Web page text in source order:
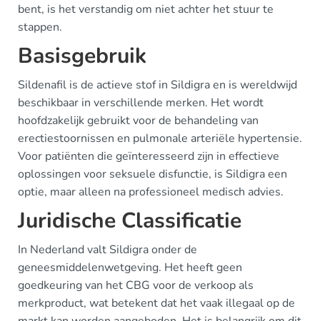
bent, is het verstandig om niet achter het stuur te
stappen.
Basisgebruik
Sildenafil is de actieve stof in Sildigra en is wereldwijd
beschikbaar in verschillende merken. Het wordt
hoofdzakelijk gebruikt voor de behandeling van
erectiestoornissen en pulmonale arteriële hypertensie.
Voor patiënten die geïnteresseerd zijn in effectieve
oplossingen voor seksuele disfunctie, is Sildigra een
optie, maar alleen na professioneel medisch advies.
Juridische Classificatie
In Nederland valt Sildigra onder de
geneesmiddelenwetgeving. Het heeft geen
goedkeuring van het CBG voor de verkoop als
merkproduct, wat betekent dat het vaak illegaal op de